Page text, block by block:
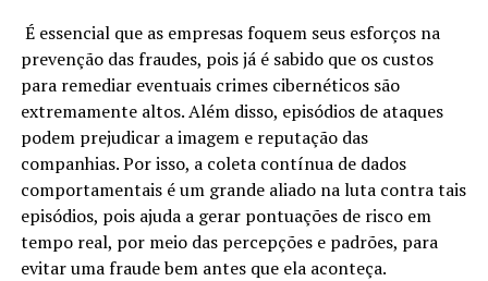
É essencial que as empresas foquem seus esforços na
prevenção das fraudes, pois já é sabido que os custos
para remediar eventuais crimes cibernéticos são
extremamente altos. Além disso, episódios de ataques
podem prejudicar a imagem e reputação das
companhias. Por isso, a coleta contínua de dados
comportamentais é um grande aliado na luta contra tais
episódios, pois ajuda a gerar pontuações de risco em
tempo real, por meio das percepções e padrões, para
evitar uma fraude bem antes que ela aconteça.